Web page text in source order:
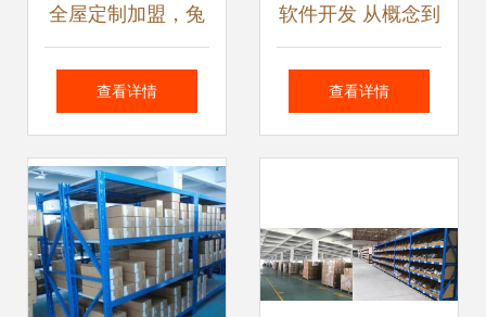
全屋定制加盟，兔
宝宝易装招商与仓
景
查看详情
软件开发 从概念到
实现的旅程
查看详情